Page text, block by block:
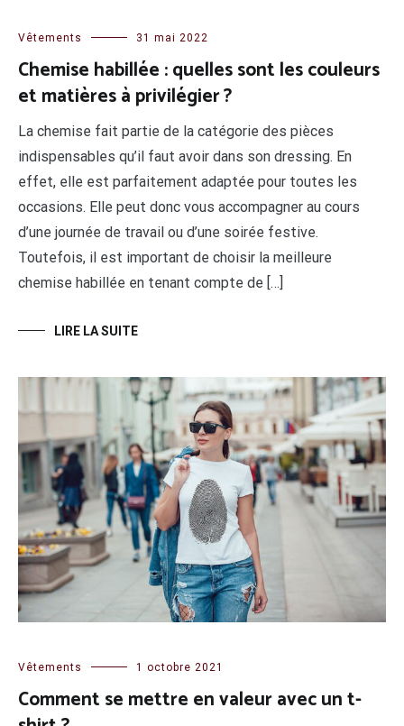
Vêtements 31 mai 2022
Chemise habillée : quelles sont les couleurs
et matières à privilégier ?
La chemise fait partie de la catégorie des pièces
indispensables qu’il faut avoir dans son dressing. En
effet, elle est parfaitement adaptée pour toutes les
occasions. Elle peut donc vous accompagner au cours
d’une journée de travail ou d’une soirée festive.
Toutefois, il est important de choisir la meilleure
chemise habillée en tenant compte de […]
LIRE LA SUITE
Vêtements 1 octobre 2021
Comment se mettre en valeur avec un t-